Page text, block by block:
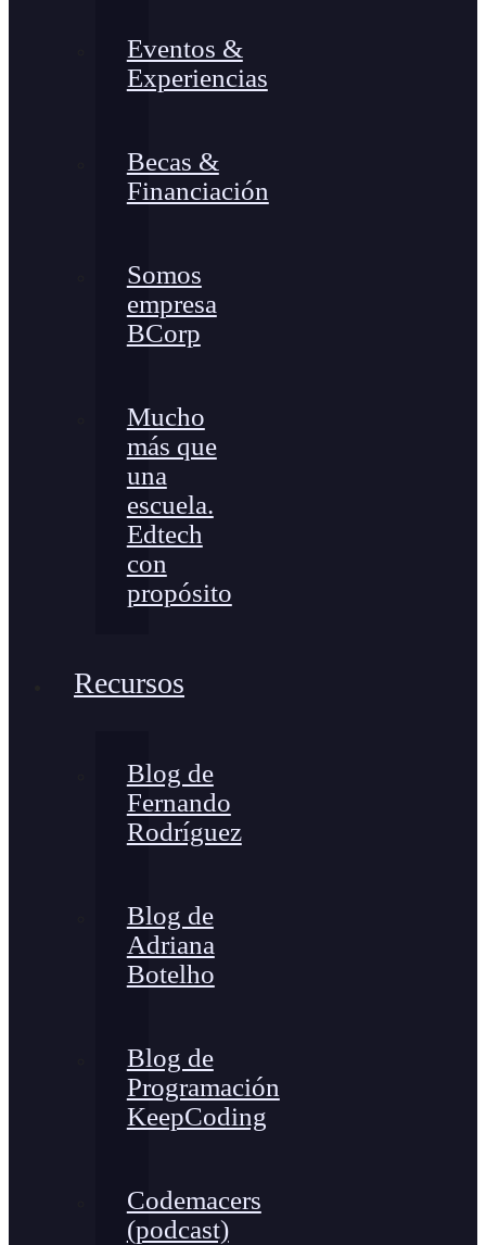
Eventos &
Experiencias
Becas &
Financiación
Somos
empresa
BCorp
Mucho
más que
una
escuela.
Edtech
con
propósito
Recursos
Blog de
Fernando
Rodríguez
Blog de
Adriana
Botelho
Blog de
Programación
KeepCoding
Codemacers
(podcast)